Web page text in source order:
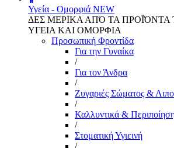
Υγεία - Ομορφιά NEW
ΔΕΣ ΜΕΡΙΚΑ ΑΠΌ ΤΑ ΠΡΟΪΌΝΤΑ
ΥΓΕΙΑ ΚΑΙ ΟΜΟΡΦΙΑ
Προσωπική Φροντίδα
Για την Γυναίκα
/
Για τον Άνδρα
/
Ζυγαριές Σώματος &
/
Καλλυντικά &
/
Στοματική Υγιεινή
/